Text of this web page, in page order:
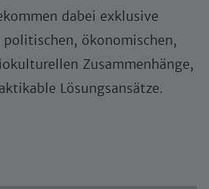
dabei exklusive
ökonomischen,
Zusammenhänge,
Lösungsansätze.